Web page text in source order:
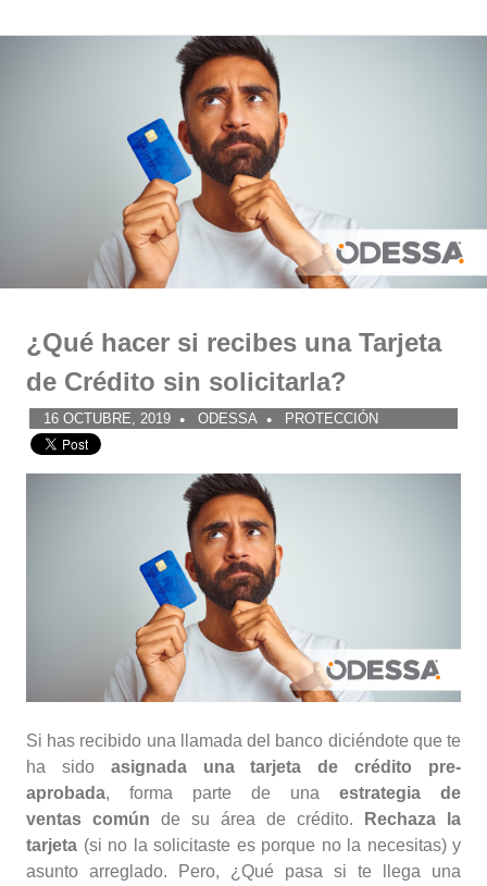
Comunidad
¿Qué hacer si recibes una Tarjeta
de Crédito sin solicitarla?
16 OCTUBRE, 2019 ODESSA PROTECCIÓN
Si has recibido una llamada del banco diciéndote que te
ha sido asignada una tarjeta de crédito pre-
aprobada, forma parte de una estrategia de
ventas común de su área de crédito.
Rechaza la
tarjeta (si no la solicitaste es porque no la necesitas) y
asunto arreglado. Pero, ¿Qué pasa si te llega una